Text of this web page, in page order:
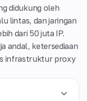
didukung oleh
lintas, dan jaringan
dari 50 juta IP.
andal, ketersediaan
infrastruktur proxy